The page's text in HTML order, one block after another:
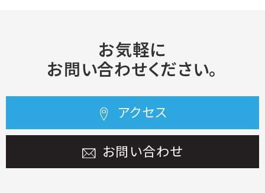
お気軽に
お問い合わせください。
アクセス
お問い合わせ